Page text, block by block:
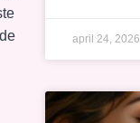
april 24, 2026